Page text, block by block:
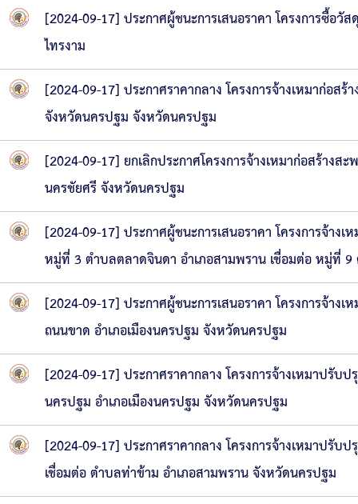
[2024-09-17] ประกาศผู้ชนะการเสนอราคา โครงการซื้อ
ไทรงาม
[2024-09-17] ประกาศราคากลาง โครงการจ้างเหมาก่อ
จังหวัดนครปฐม จังหวัดนครปฐม
[2024-09-17] ยกเลิกประกาศโครงการจ้างเหมาก่อสร้าง
นครชัยศรี จังหวัดนครปฐม
[2024-09-17] ประกาศผู้ชนะการเสนอราคา โครงการจ้า
หมู่ที่ 3 ตำบลตลาดจินดา อำเภอสามพราน เชื่อมต่อ หมู่ที่
[2024-09-17] ประกาศผู้ชนะการเสนอราคา โครงการจ้า
ถนนขาด อำเภอเมืองนครปฐม จังหวัดนครปฐม
[2024-09-17] ประกาศราคากลาง โครงการจ้างเหมาป
นครปฐม อำเภอเมืองนครปฐม จังหวัดนครปฐม
[2024-09-17] ประกาศราคากลาง โครงการจ้างเหมาป
เชื่อมต่อ ตำบลท่าข้าม อำเภอสามพราน จังหวัดนครปฐม